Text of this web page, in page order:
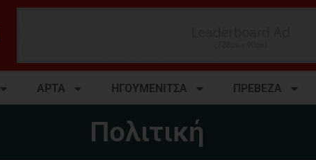
ΑΡΤΑ ΗΓΟΥΜΕΝΙΤΣΑ ΠΡΕΒΕΖΑ
Πολιτική